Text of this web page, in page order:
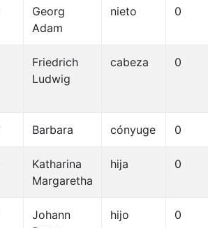
Georg
Adam
nieto 0
Friedrich
Ludwig
cabeza 0
Barbara cónyuge 0
Katharina
Margaretha
hija 0
Johann
hijo 0